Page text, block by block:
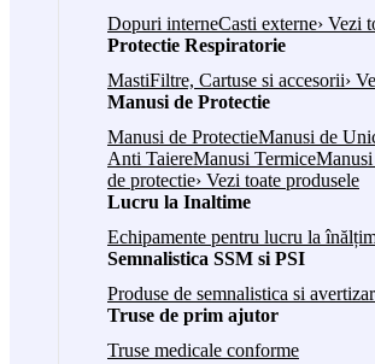
Dopuri interneCasti externe› Vezi
Protectie Respiratorie
MastiFiltre, Cartuse si accesorii›
Manusi de Protectie
Manusi de ProtectieManusi de
Anti TaiereManusi Termice
de protectie› Vezi toate produsele
Lucru la Inaltime
Echipamente pentru lucru la
Semnalistica SSM si PSI
Produse de semnalistica si
Truse de prim ajutor
Truse medicale conforme